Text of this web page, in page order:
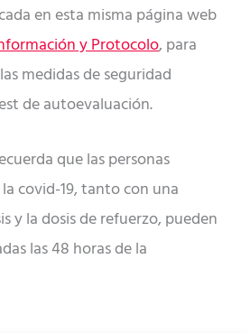
en esta misma página web
y Protocolo, para
medidas de seguridad
de autoevaluación.
que las personas
covid-19, tanto con una
y la dosis de refuerzo, pueden
las 48 horas de la